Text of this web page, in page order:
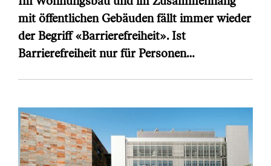
mit öffentlichen Gebäuden fällt immer wieder
der Begriff «Barrierefreiheit». Ist
Barrierefreiheit nur für Personen…